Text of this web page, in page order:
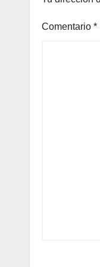
Comentario *